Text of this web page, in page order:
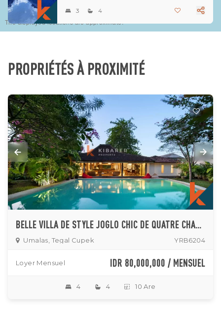
The displayed locations are approximate.
3 4
PROPRIÉTÉS À PROXIMITÉ
BELLE VILLA DE STYLE JOGLO CHIC DE QUATRE CHAMBRES À UMALAS
Umalas, Tegal Cupek YRB6204
Loyer Mensuel IDR 80,000,000 / MENSUEL
4 4 10 Are